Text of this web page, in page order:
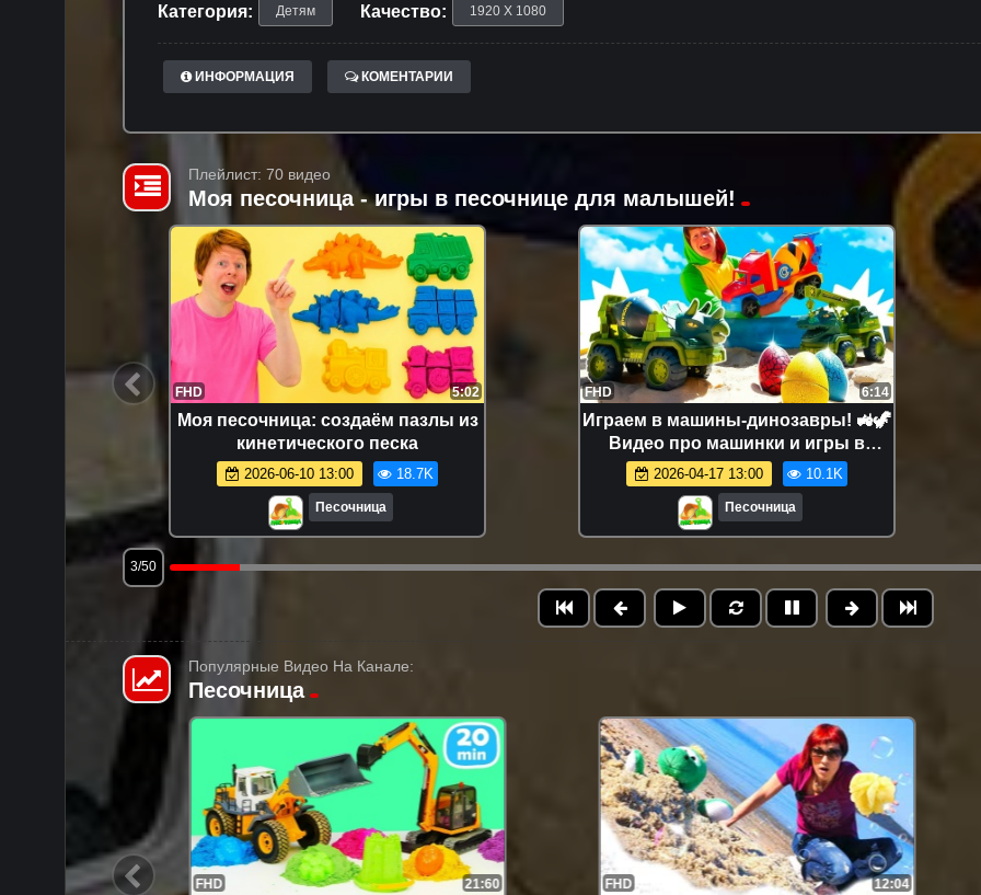
Категория: Детям Качество: 1920 X 1080
ИНФОРМАЦИЯ КОМЕНТАРИИ
Плейлист: 70 видео
Моя песочница - игры в песочнице для малышей!
FHD 5:02
Моя песочница: создаём пазлы из
кинетического песка
2026-06-10 13:00 18.7K
Песочница
FHD 6:14
Играем в машины-динозавры! 🚜🦖
Видео про машинки и игры в
песочнице для детей
2026-04-17 13:00 10.1K
Песочница
3/50
Популярные Видео На Канале:
Песочница
FHD 21:60 FHD 12:04